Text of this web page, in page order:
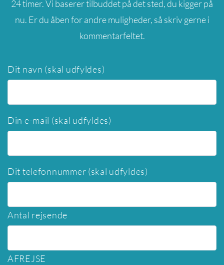
24 timer. Vi baserer tilbuddet på det sted, du kigger på
nu. Er du åben for andre muligheder, så skriv gerne i
kommentarfeltet.
Dit navn (skal udfyldes)
Din e-mail (skal udfyldes)
Dit telefonnummer (skal udfyldes)
Antal rejsende
AFREJSE